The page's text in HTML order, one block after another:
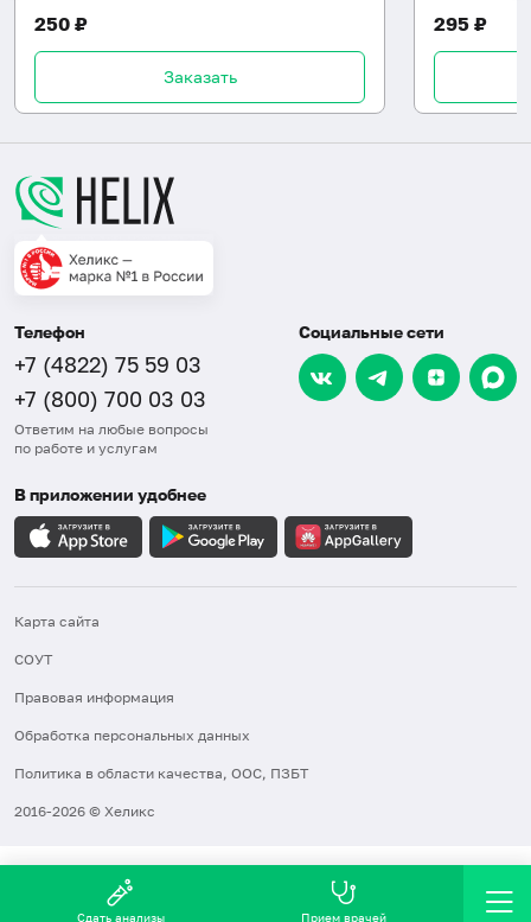
250 ₽
Заказать
295 ₽
Телефон
+7 (4822) 75 59 03
+7 (800) 700 03 03
Ответим на любые вопросы
по работе и услугам
Социальные сети
В приложении удобнее
Карта сайта
СОУТ
Правовая информация
Обработка персональных данных
Политика в области качества, ООС, ПЗБТ
2016-2026 © Хеликс
Сдать анализы Прием врачей